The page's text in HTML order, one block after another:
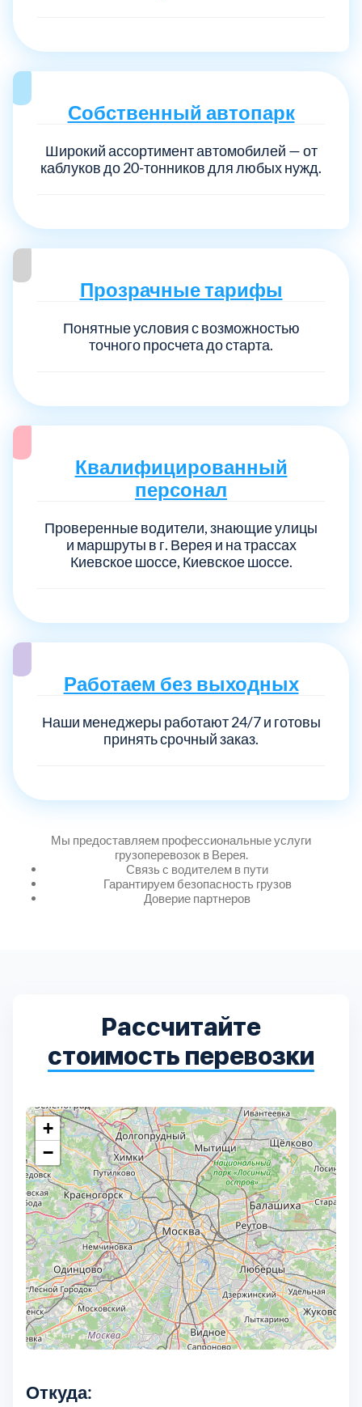
Собственный автопарк
Широкий ассортимент автомобилей — от
каблуков до 20-тонников для любых нужд.
Прозрачные тарифы
Понятные условия с возможностью
точного просчета до старта.
Квалифицированный
персонал
Проверенные водители, знающие улицы
и маршруты в г. Верея и на трассах
Киевское шоссе, Киевское шоссе.
Работаем без выходных
Наши менеджеры работают 24/7 и готовы
принять срочный заказ.
Мы предоставляем профессиональные услуги
грузоперевозок в Верея.
Связь с водителем в пути
Гарантируем безопасность грузов
Доверие партнеров
Рассчитайте
стоимость перевозки
+
−
Откуда: